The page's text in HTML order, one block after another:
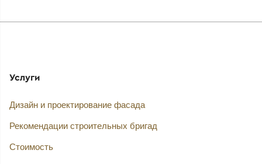
Услуги
Дизайн и проектирование фасада
Рекомендации строительных бригад
Стоимость